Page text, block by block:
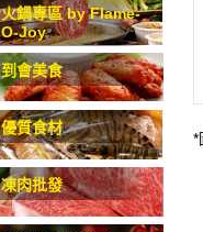
火鍋專區 by Flame-
O-Joy
到會美食
優質食材
凍肉批發
*